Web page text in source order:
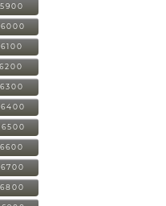
6000
6400
6500